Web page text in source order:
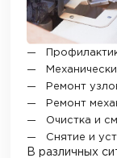
Ремонт
Ремонт
Очистка и
Снятие и
В различных